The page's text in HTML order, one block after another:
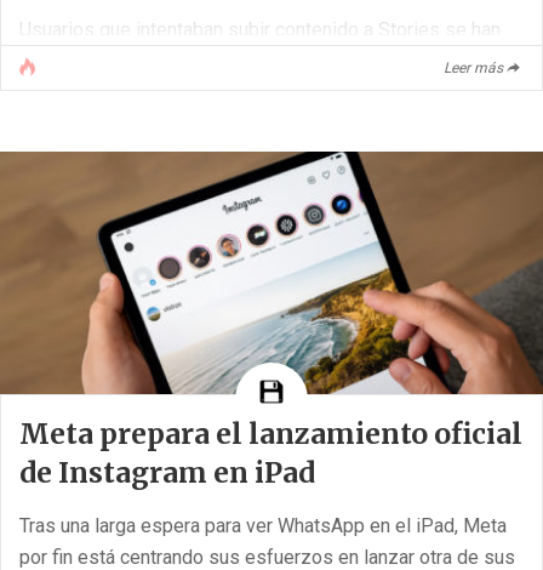
Usuarios que intentaban subir contenido a Stories se han
topado recientemente con un mensaje emergente que les
invita a activar el “procesamiento en la nube”. Esta opción
carrete personal a sus servidores para generar contenidos
Leer más
Meta prepara el lanzamiento oficial
de Instagram en iPad
Tras una larga espera para ver WhatsApp en el iPad, Meta
por fin está centrando sus esfuerzos en lanzar otra de sus